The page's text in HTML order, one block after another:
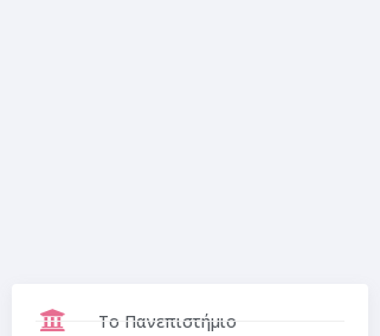
Το Πανεπιστήμιο